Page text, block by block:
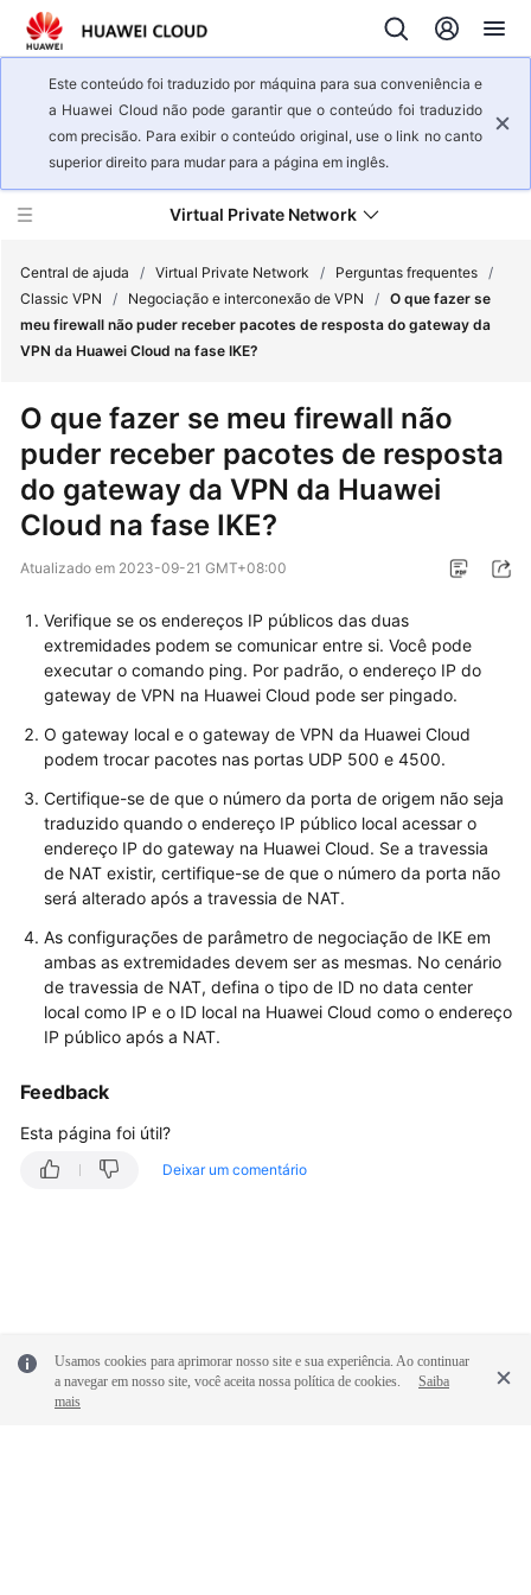
Este conteúdo foi traduzido por máquina para sua conveniência e
a Huawei Cloud não pode garantir que o conteúdo foi traduzido
com precisão. Para exibir o conteúdo original, use o link no canto
superior direito para mudar para a página em inglês.
Virtual Private Network
Visão
serviço
Primeiros
passos
Guia
usuário
Perguntas
frequentes
Perguntas
Consultoria
geral
Rede
e
cenários
de
aplicação
e
Operações
de
VPN
Central de ajuda / Virtual Private Network / Perguntas frequentes /
Classic VPN
/ Negociação e interconexão de VPN / O que fazer se
meu firewall não puder receber pacotes de resposta do gateway da
VPN da Huawei Cloud na fase IKE?
O que fazer se meu firewall não
puder receber pacotes de resposta
do gateway da VPN da Huawei
Cloud na fase IKE?
Atualizado em 2023-09-21 GMT+08:00
Verifique se os endereços IP públicos das duas
extremidades podem se comunicar entre si. Você pode
executar o comando ping. Por padrão, o endereço IP do
gateway de VPN na Huawei Cloud pode ser pingado.
O gateway local e o gateway de VPN da Huawei Cloud
podem trocar pacotes nas portas UDP 500 e 4500.
Certifique-se de que o número da porta de origem não seja
traduzido quando o endereço IP público local acessar o
endereço IP do gateway na Huawei Cloud. Se a travessia
de NAT existir, certifique-se de que o número da porta não
será alterado após a travessia de NAT.
As configurações de parâmetro de negociação de IKE em
ambas as extremidades devem ser as mesmas. No cenário
de travessia de NAT, defina o tipo de ID no data center
local como IP e o ID local na Huawei Cloud como o endereço
IP público após a NAT.
Feedback
Esta página foi útil?
Deixar um comentário
Usamos cookies para aprimorar nosso site e sua experiência. Ao continuar
a navegar em nosso site, você aceita nossa política de cookies.
Saiba
mais